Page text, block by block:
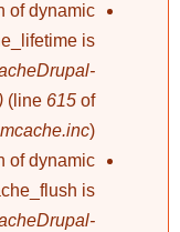
of dynamic
is
(line 615 of
).
of dynamic
is